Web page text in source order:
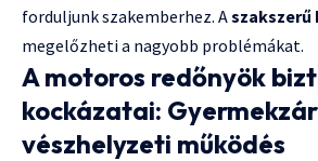
forduljunk szakemberhez. A
megelőzheti a nagyobb problémákat.
A motoros redőnyök
kockázatai:
vészhelyzeti működés